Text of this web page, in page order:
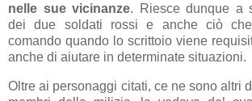
nelle sue vicinanze. Riesce dunque a
dei due soldati rossi e anche ciò
comando quando lo scrittoio viene
anche di aiutare in determinate situazioni.
Oltre ai personaggi citati, ce ne sono altri